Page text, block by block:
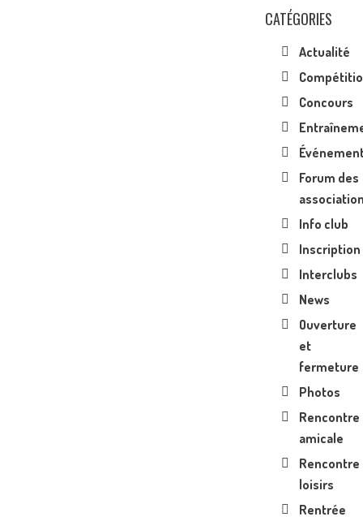
CATÉGORIES
Actualité
Concours
Forum des
Info club
Inscription
Interclubs
News
Ouverture
et
fermeture
Photos
Rencontre
amicale
Rencontre
loisirs
Rentrée